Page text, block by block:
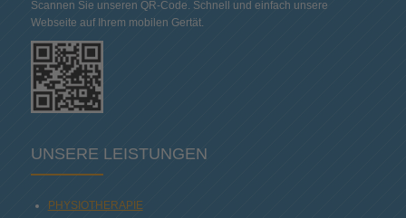
Scannen Sie unseren QR-Code. Schnell und einfach unsere
Webseite auf Ihrem mobilen Gertät.
UNSERE LEISTUNGEN
PHYSIOTHERAPIE